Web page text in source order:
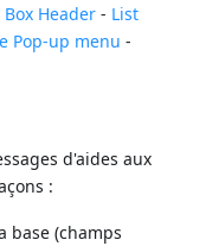
Box Header - List
Pop-up menu -
d'aides aux
:
base (champs